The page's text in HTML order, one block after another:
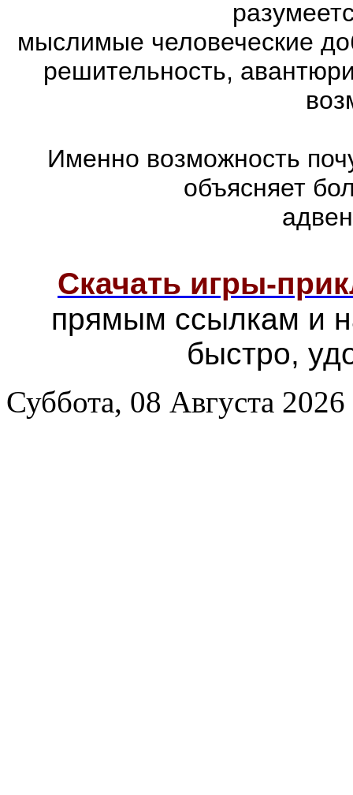
мыслимые человеческие
решительность,
Именно возможность
объясняет
Скачать игры-
прямым ссылкам и
быстро,
Суббота, 08 Августа 2026